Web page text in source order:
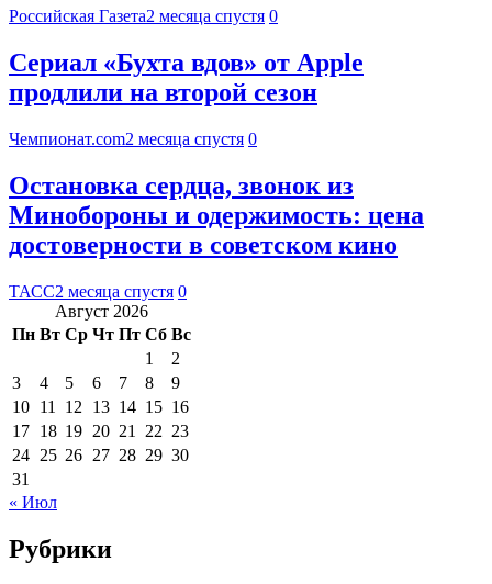
Российская Газета2 месяца спустя 0
Сериал «Бухта вдов» от Apple
продлили на второй сезон
Чемпионат.com2 месяца спустя 0
Остановка сердца, звонок из
Минобороны и одержимость: цена
достоверности в советском кино
ТАСС2 месяца спустя 0
Август 2026
Пн Вт Ср Чт Пт Сб Вс
1
2
3
4 5 6 7 8
9
10 11 12 13 14 15 16
17 18 19 20 21 22 23
24 25 26 27 28 29 30
31
« Июл
Рубрики